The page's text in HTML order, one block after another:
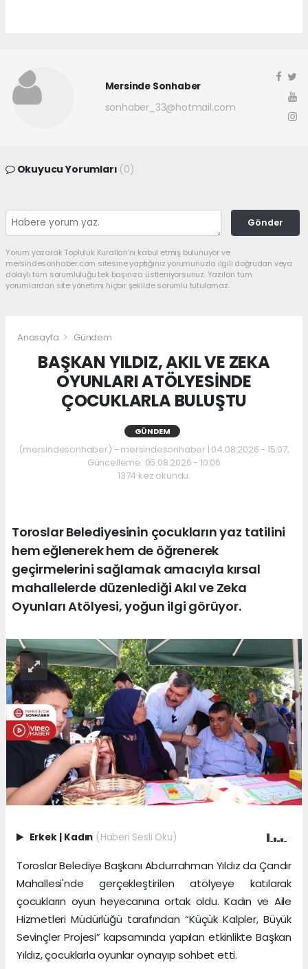
Mersinde Sonhaber
sonhaber_33@hotmail.com
Okuyucu Yorumları (0)
Gönder
Yorum yazarak Topluluk Kuralları’nı kabul etmiş bulunuyor ve
mersindesonhaber.com sitesine yaptığınız yorumunuzla ilgili doğrudan veya
dolaylı tüm sorumluluğu tek başınıza üstleniyorsunuz. Yazılan tüm
yorumlardan site yönetimi hiçbir şekilde sorumlu tutulamaz.
Anasayfa Gündem
BAŞKAN YILDIZ, AKIL VE ZEKA
OYUNLARI ATÖLYESİNDE
ÇOCUKLARLA BULUŞTU
GÜNDEM
(mersindesonhaber) - mersindesonhaber | 04.08.2026 - 15:07,
Güncelleme: 05.08.2026 - 10:06
1374 kez okundu.
Toroslar Belediyesinin çocukların yaz tatilini
hem eğlenerek hem de öğrenerek
geçirmelerini sağlamak amacıyla kırsal
mahallelerde düzenlediği Akıl ve Zeka
Oyunları Atölyesi, yoğun ilgi görüyor.
Erkek | Kadın (Haberi Sesli Oku)
Toroslar Belediye Başkanı Abdurrahman Yıldız da Çandır
Mahallesi'nde gerçekleştirilen atölyeye katılarak
çocukların oyun heyecanına ortak oldu. Kadın ve Aile
Hizmetleri Müdürlüğü tarafından “Küçük Kalpler, Büyük
Sevinçler Projesi” kapsamında yapılan etkinlikte Başkan
Yıldız, çocuklarla oyunlar oynayıp sohbet etti.